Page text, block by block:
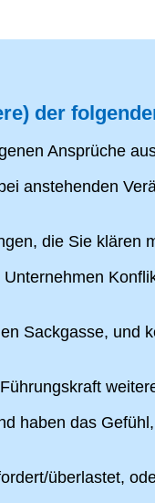
der
Ansprüche
anstehenden
die Sie klären
Sackgasse, und
haben das
überlastet,